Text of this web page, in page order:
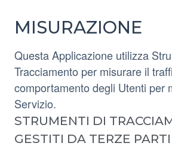
MISURAZIONE
Questa Applicazione utilizza
Tracciamento per misurare il
comportamento degli Utenti per
Servizio.
STRUMENTI DI
GESTITI DA TERZE PARTI